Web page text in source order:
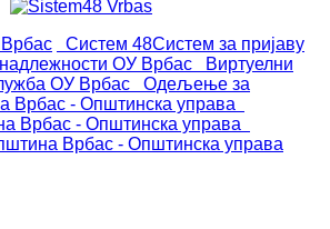
Систем 48Систем за пријаву
надлежности ОУ Врбас
Виртуелни
ОУ Врбас
Одељење за
Врбас - Општинска управа
Врбас - Општинска управа
Врбас - Општинска управа